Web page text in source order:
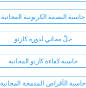
حاسبة البصمة الكربونية المجانية
حلّ مجاني لدورة كارنو
حاسبة كفاءة كارنو المجانية
حاسبة الأقراص المدمجة المجانية